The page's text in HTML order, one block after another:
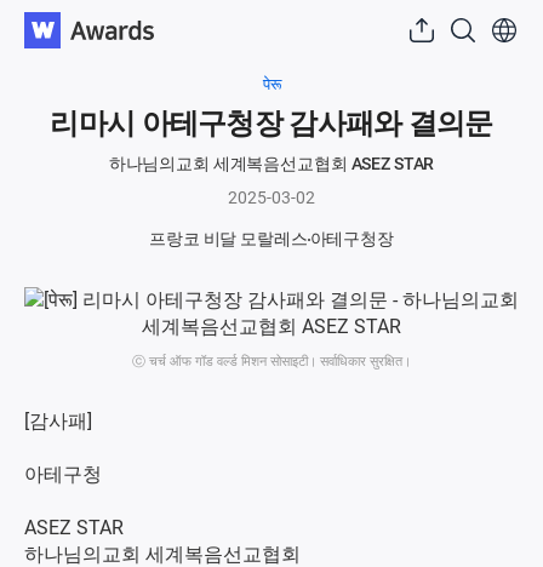
पेरू
리마시 아테구청장 감사패와 결의문
하나님의교회 세계복음선교협회 ASEZ STAR
2025-03-02
프랑코 비달 모랄레스아테구청장
ⓒ चर्च ऑफ गॉड वर्ल्ड मिशन सोसाइटी। सर्वाधिकार सुरक्षित।
[감사패]
아테구청
ASEZ STAR
하나님의교회 세계복음선교협회